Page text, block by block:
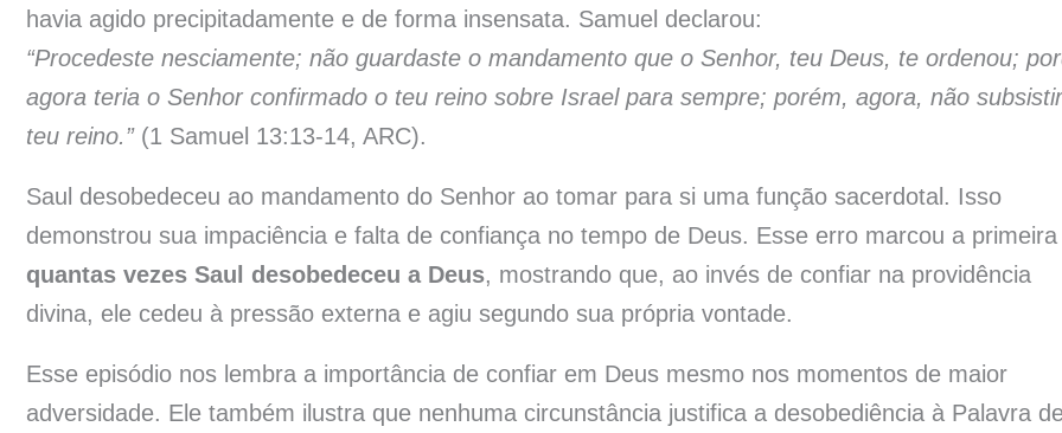
havia agido precipitadamente e de forma insensata. Samuel declarou:
“Procedeste nesciamente; não guardaste o mandamento que o Senhor, teu Deus, te ordenou;
agora teria o Senhor confirmado o teu reino sobre Israel para sempre; porém, agora, não
teu reino.”(1 Samuel 13:13-14, ARC).
Saul desobedeceu ao mandamento do Senhor ao tomar para si uma função sacerdotal. Isso
demonstrou sua impaciência e falta de confiança no tempo de Deus. Esse erro marcou a
quantas vezes Saul desobedeceu a Deus, mostrando que, ao invés de confiar na providência
divina, ele cedeu à pressão externa e agiu segundo sua própria vontade.
Esse episódio nos lembra a importância de confiar em Deus mesmo nos momentos de maior
adversidade. Ele também ilustra que nenhuma circunstância justifica a desobediência à Palavra